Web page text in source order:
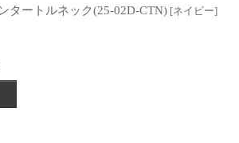
タートルネック(25-02D-CTN) [ネイビー]